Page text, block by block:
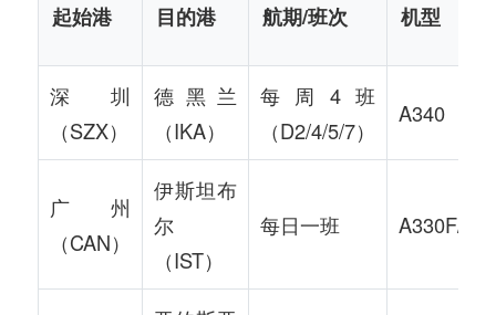
起始港 目的港 航期/班次 机型
深圳
（SZX）
德黑兰
（IKA）
每周4班
（D2/4/5/7）
A340
广州
（CAN）
伊斯坦布
尔
（IST）
每日一班 A330F/